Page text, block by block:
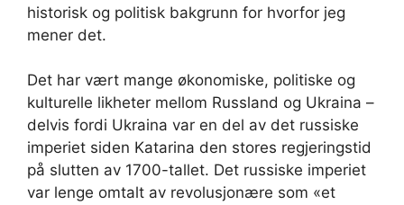
historisk og politisk bakgrunn for hvorfor jeg
mener det.
Det har vært mange økonomiske, politiske og
kulturelle likheter mellom Russland og Ukraina –
delvis fordi Ukraina var en del av det russiske
imperiet siden Katarina den stores regjeringstid
på slutten av 1700-tallet. Det russiske imperiet
var lenge omtalt av revolusjonære som «et